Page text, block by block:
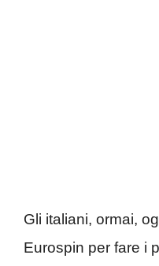
Gli italiani, ormai,
Eurospin per fare i